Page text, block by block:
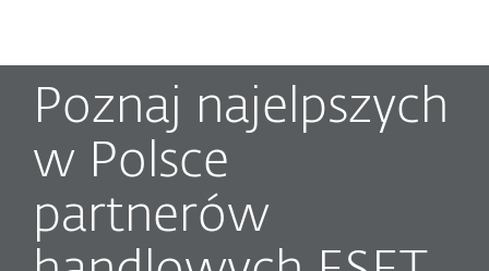
Poznaj najelpszych
w Polsce
partnerów